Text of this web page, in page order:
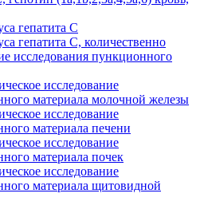
гепатита C
гепатита C, количественно
исследования пункционного
исследование
материала молочной железы
исследование
материала печени
исследование
материала почек
исследование
материала щитовидной